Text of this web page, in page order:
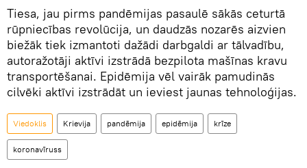
Tiesa, jau pirms pandēmijas pasaulē sākās ceturtā
rūpniecības revolūcija, un daudzās nozarēs aizvien
biežāk tiek izmantoti dažādi darbgaldi ar tālvadību,
autoražotāji aktīvi izstrādā bezpilota mašīnas kravu
transportēšanai. Epidēmija vēl vairāk pamudinās
cilvēki aktīvi izstrādāt un ieviest jaunas tehnoloģijas.
Viedoklis Krievija pandēmija epidēmija krīze
koronavīruss